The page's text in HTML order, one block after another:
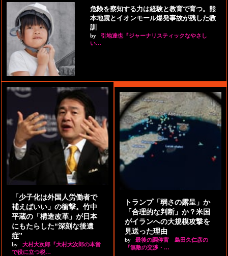
危険を察知する力は経験と教育で育つ。熊
本地震とイオンモール爆発事故が残した教
訓
by
引地達也『ジャーナリスティックなやさし
い…
「少子化は外国人労働者で
補えばいい」の衝撃。竹中
平蔵の「構造改革」が日本
にもたらした“深刻な後遺
症”
by
大村大次郎『大村大次郎の本音
で役に立つ税…
トランプ「弱さの露呈」か
「合理的な判断」か？米国
がイランへの大規模攻撃を
見送った理由
by
最後の調停官 島田久仁彦の
『無敵の交渉・…